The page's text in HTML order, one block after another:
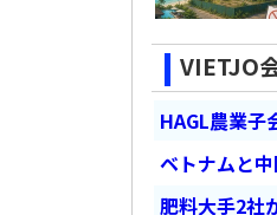
VIETJO
HAGL農業子
ベトナムと
肥料大手2社